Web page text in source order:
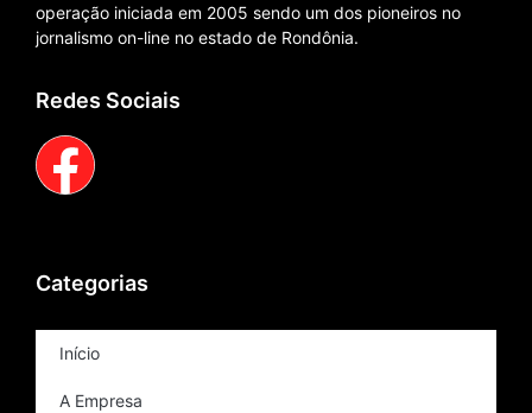
operação iniciada em 2005 sendo um dos pioneiros no
jornalismo on-line no estado de Rondônia.
Redes Sociais
Categorias
Início
A Empresa